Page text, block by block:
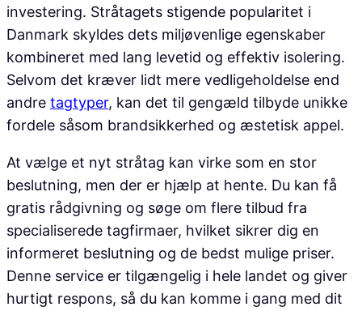
investering. Stråtagets stigende popularitet i
Danmark skyldes dets miljøvenlige egenskaber
kombineret med lang levetid og effektiv isolering.
Selvom det kræver lidt mere vedligeholdelse end
andre tagtyper, kan det til gengæld tilbyde unikke
fordele såsom brandsikkerhed og æstetisk appel.
At vælge et nyt stråtag kan virke som en stor
beslutning, men der er hjælp at hente. Du kan få
gratis rådgivning og søge om flere tilbud fra
specialiserede tagfirmaer, hvilket sikrer dig en
informeret beslutning og de bedst mulige priser.
Denne service er tilgængelig i hele landet og giver
hurtigt respons, så du kan komme i gang med dit